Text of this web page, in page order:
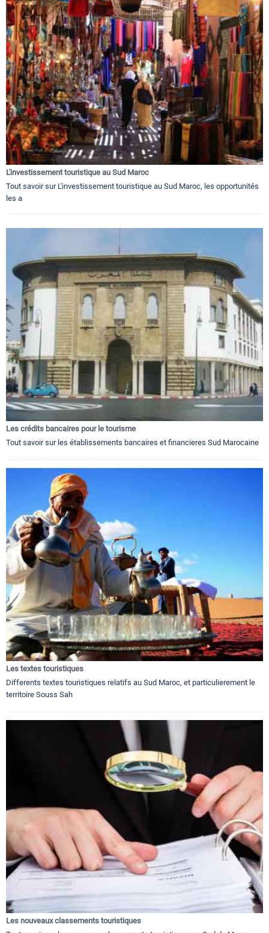
L'investissement touristique au Sud Maroc
Tout savoir sur L'investissement touristique au Sud Maroc, les opportunités
les a
Les crédits bancaires pour le tourisme
Tout savoir sur les établissements bancaires et financieres Sud Marocaine
Les textes touristiques
Differents textes touristiques relatifs au Sud Maroc, et particulierement le
territoire Souss Sah
Les nouveaux classements touristiques